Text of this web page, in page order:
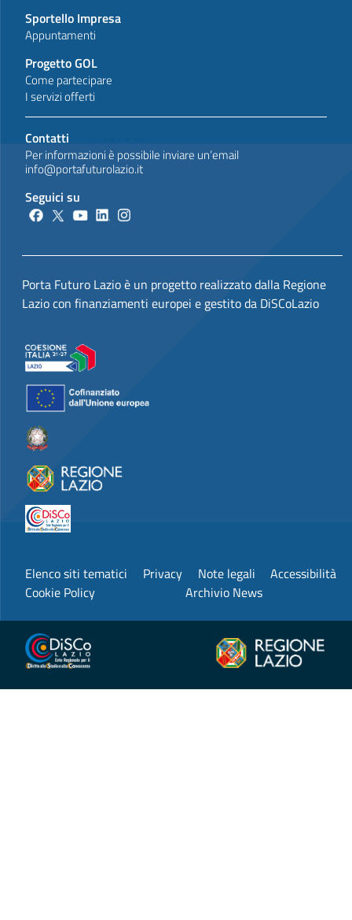
Sportello Impresa
Appuntamenti
Progetto GOL
Come partecipare
I servizi offerti
Contatti
Per informazioni è possibile inviare un’email
info@portafuturolazio.it
Seguici su
Porta Futuro Lazio è un progetto realizzato dalla Regione
Lazio con finanziamenti europei e gestito da DiSCoLazio
Elenco siti tematici Privacy Note legali
Accessibilità
Cookie Policy
Archivio News